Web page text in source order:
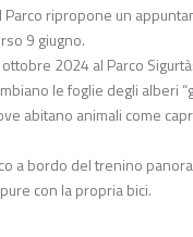
Parco ripropone un
9 giugno.
2024 al Parco
le foglie degli alberi
abitano animali come
a bordo del trenino
con la propria bici.